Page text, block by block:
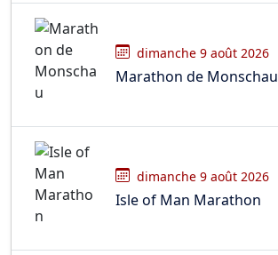
dimanche 9 août 2026
Marathon de Monschau
dimanche 9 août 2026
Isle of Man Marathon